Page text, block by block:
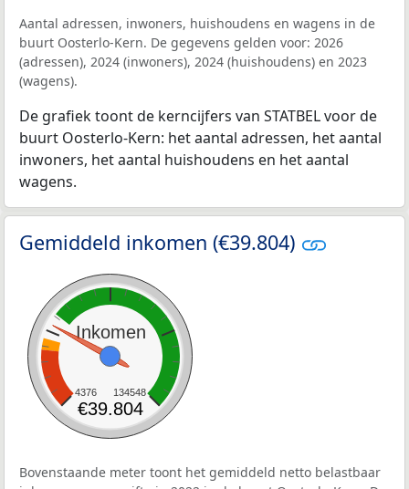
Aantal adressen, inwoners, huishoudens en wagens in de
buurt Oosterlo-Kern. De gegevens gelden voor: 2026
(adressen), 2024 (inwoners), 2024 (huishoudens) en 2023
(wagens).
De grafiek toont de kerncijfers van STATBEL voor de
buurt Oosterlo-Kern: het aantal adressen, het aantal
inwoners, het aantal huishoudens en het aantal
wagens.
Gemiddeld inkomen (€39.804)
Inkomen
4376 134548
€39.804
Bovenstaande meter toont het gemiddeld netto belastbaar